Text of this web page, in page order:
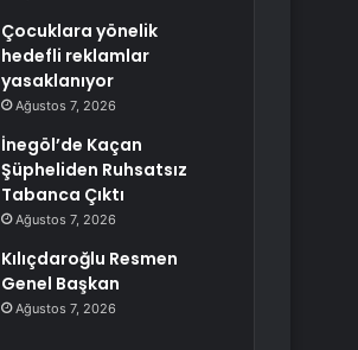
Çocuklara yönelik
hedefli reklamlar
yasaklanıyor
Ağustos 7, 2026
İnegöl’de Kaçan
Şüpheliden Ruhsatsız
Tabanca Çıktı
Ağustos 7, 2026
Kılıçdaroğlu Resmen
Genel Başkan
Ağustos 7, 2026